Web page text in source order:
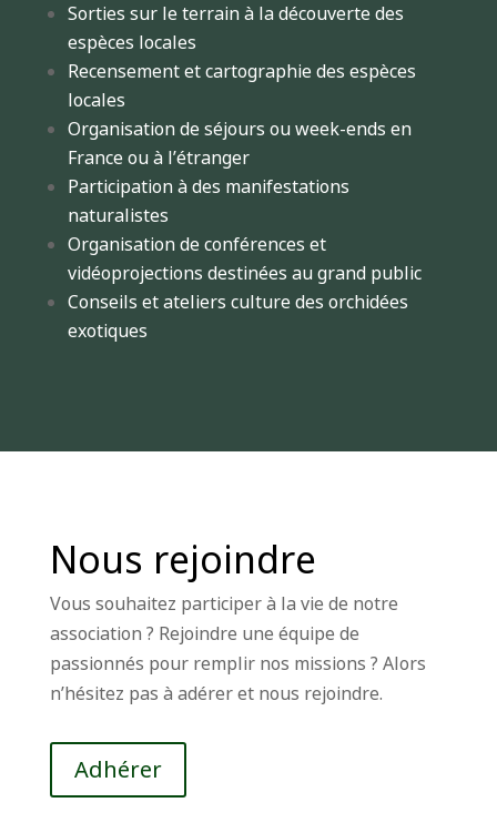
Sorties sur le terrain à la découverte des
espèces locales
Recensement et cartographie des espèces
locales
Organisation de séjours ou week-ends en
France ou à l’étranger
Participation à des manifestations
naturalistes
Organisation de conférences et
vidéoprojections destinées au grand public
Conseils et ateliers culture des orchidées
exotiques
Nous rejoindre
Vous souhaitez participer à la vie de notre
association ? Rejoindre une équipe de
passionnés pour remplir nos missions ? Alors
n’hésitez pas à adérer et nous rejoindre.
Adhérer